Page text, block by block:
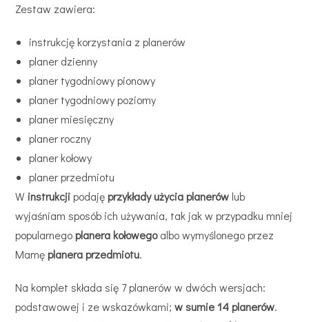
Zestaw zawiera:
instrukcję korzystania z planerów
planer dzienny
planer tygodniowy pionowy
planer tygodniowy poziomy
planer miesięczny
planer roczny
planer kołowy
planer przedmiotu
W instrukcjipodajęprzykłady użycia planerówlub
wyjaśniam sposób ich używania, tak jak w przypadku mniej
popularnegoplanera kołowegoalbo wymyślonego przez
Mamęplanera przedmiotu.
Na komplet składa się 7 planerów w dwóch wersjach:
podstawowej i ze wskazówkami;w sumie 14 planerów.